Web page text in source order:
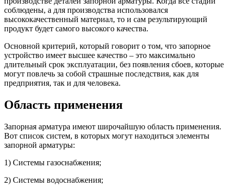
соблюдены, а для производства использовался
высококачественный материал, то и сам результирующий
продукт будет самого высокого качества.
Основной критерий, который говорит о том, что запорное
устройство имеет высшее качество – это максимально
длительный срок эксплуатации, без появления сбоев, которые
могут повлечь за собой страшные последствия, как для
предприятия, так и для человека.
Область применения
Запорная арматура имеют широчайшую область применения.
Вот список систем, в которых могут находиться элементы
запорной арматуры:
1) Системы газоснабжения;
2) Системы водоснабжения;